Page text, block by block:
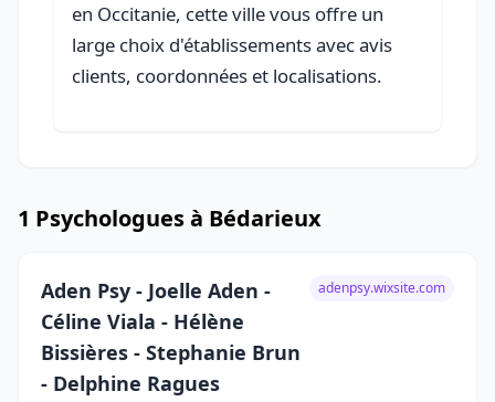
en Occitanie, cette ville vous offre un
large choix d'établissements avec avis
clients, coordonnées et localisations.
1 Psychologues à Bédarieux
Aden Psy - Joelle Aden -
Céline Viala - Hélène
Bissières - Stephanie Brun
- Delphine Ragues
adenpsy.wixsite.com